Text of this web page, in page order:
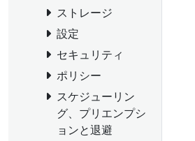
ストレージ
設定
セキュリティ
ポリシー
スケジューリン
グ、プリエンプシ
ョンと退避